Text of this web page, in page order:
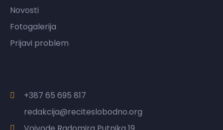
Novosti
Fotogalerija
Prijavi problem
+387 65 695 817
redakcija@reciteslobodno.org